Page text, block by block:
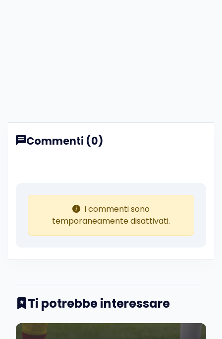
Commenti (0)
I commenti sono
temporaneamente disattivati.
Ti potrebbe interessare